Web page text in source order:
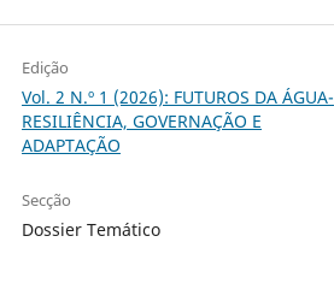
Edição
Vol. 2 N.º 1 (2026): FUTUROS DA ÁGUA-
RESILIÊNCIA, GOVERNAÇÃO E
ADAPTAÇÃO
Secção
Dossier Temático